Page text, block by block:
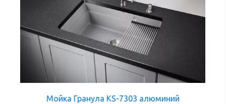
Мойка Гранула KS-7303 алюминий